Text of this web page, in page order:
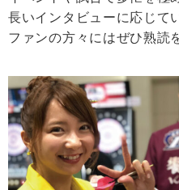
長いインタビューに応じて
ファンの方々にはぜひ熟読